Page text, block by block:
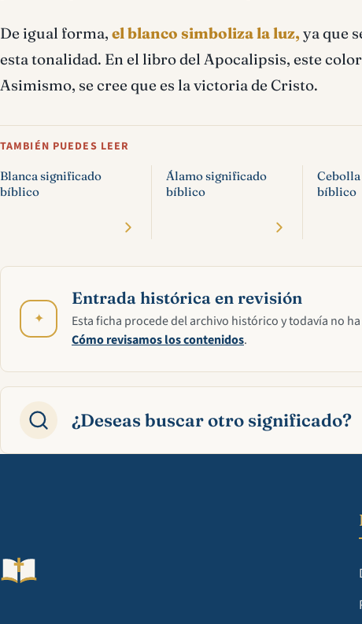
De igual forma, el blanco simboliza la luz, ya que
esta tonalidad. En el libro del Apocalipsis, este
Asimismo, se cree que es la victoria de Cristo.
TAMBIÉN PUEDES LEER
Blanca significado
bíblico
Álamo significado
bíblico
bíblico
✦
Entrada histórica en revisión
Esta ficha procede del archivo histórico y todavía no
Cómo revisamos los contenidos.
¿Deseas buscar otro significado?